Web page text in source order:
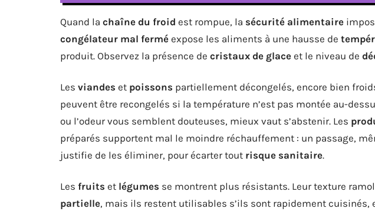
Quand la chaîne du froid est rompue, la sécurité alimentaire
congélateur mal fermé expose les aliments à une hausse de
produit. Observez la présence de cristaux de glace et le niveau de
Les viandes et poissons partiellement décongelés, encore bien
peuvent être recongelés si la température n’est pas montée au-
ou l’odeur vous semblent douteuses, mieux vaut s’abstenir. Les
préparés supportent mal le moindre réchauffement : un passage,
justifie de les éliminer, pour écarter tout risque sanitaire.
Les fruits et légumes se montrent plus résistants. Leur texture
partielle, mais ils restent utilisables s’ils sont rapidement cuisinés,